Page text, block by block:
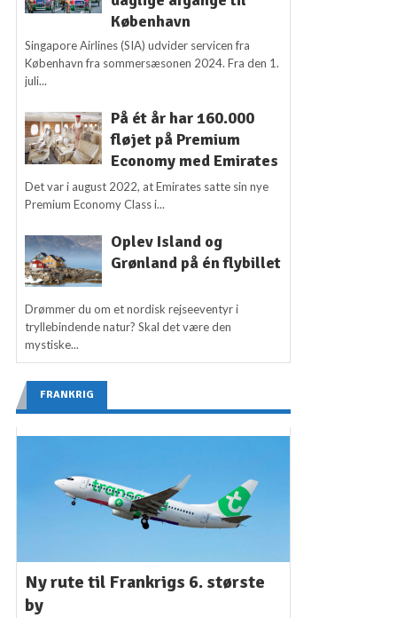
København
Singapore Airlines (SIA) udvider servicen fra
København fra sommersæsonen 2024. Fra den 1.
juli...
På ét år har 160.000
fløjet på Premium
Economy med Emirates
Det var i august 2022, at Emirates satte sin nye
Premium Economy Class i...
Oplev Island og
Grønland på én flybillet
Drømmer du om et nordisk rejseeventyr i
tryllebindende natur? Skal det være den
mystiske...
FRANKRIG
Ny rute til Frankrigs 6. største
by